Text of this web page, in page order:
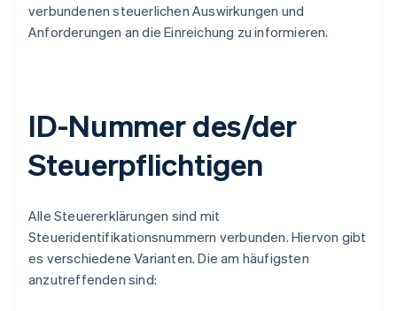
verbundenen steuerlichen Auswirkungen und
Anforderungen an die Einreichung zu informieren.
ID-Nummer des/der
Steuerpflichtigen
Alle Steuererklärungen sind mit
Steueridentifikationsnummern verbunden. Hiervon gibt
es verschiedene Varianten. Die am häufigsten
anzutreffenden sind: